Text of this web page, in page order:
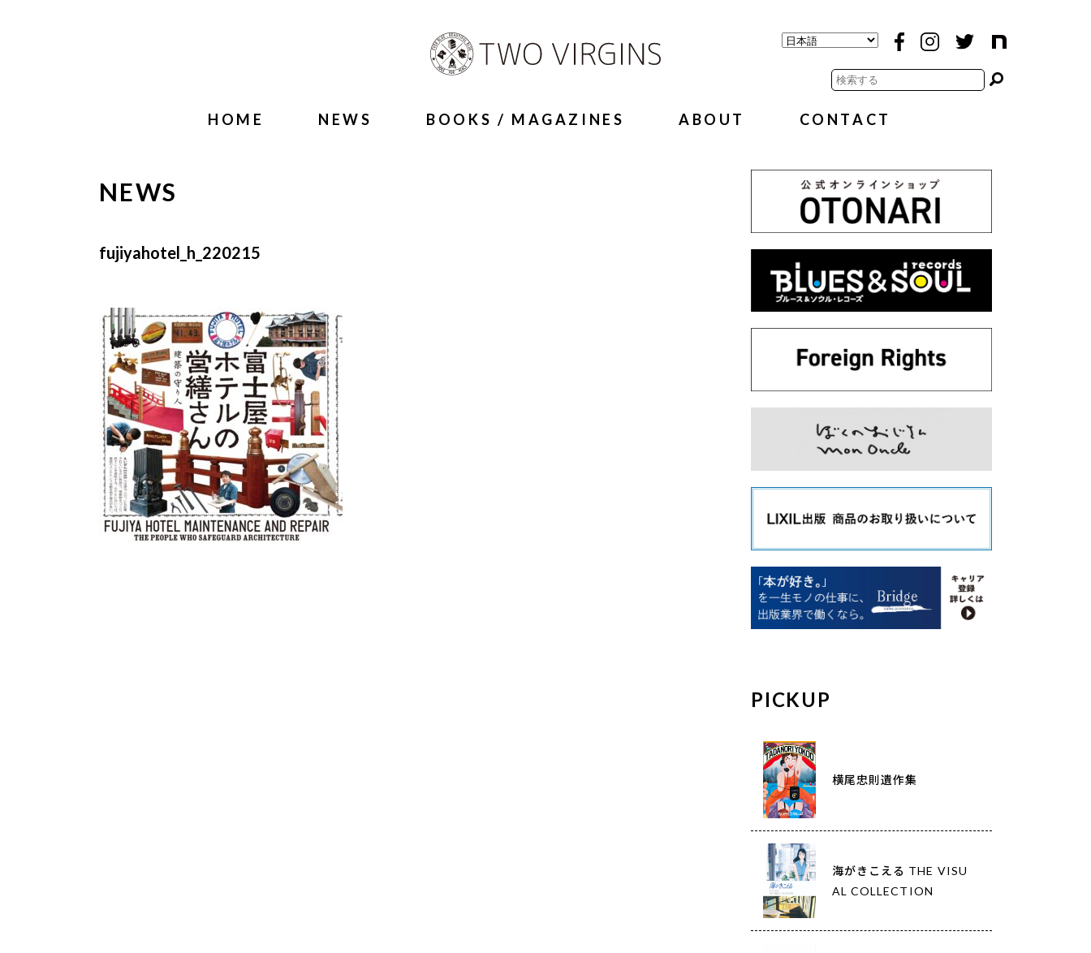
HOME NEWS BOOKS / MAGAZINES ABOUT CONTACT
NEWS
fujiyahotel_h_220215
PICKUP
横尾忠則遺作集
海がきこえる THE VISU
AL COLLECTION